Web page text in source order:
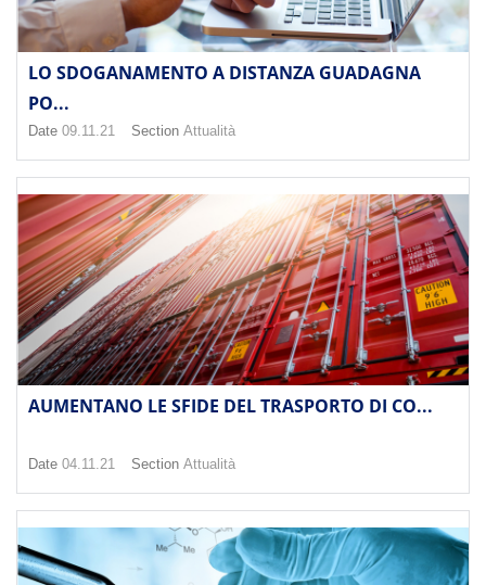
LO SDOGANAMENTO A DISTANZA GUADAGNA
PO...
Date 09.11.21 Section Attualità
AUMENTANO LE SFIDE DEL TRASPORTO DI CO...
Date 04.11.21 Section Attualità